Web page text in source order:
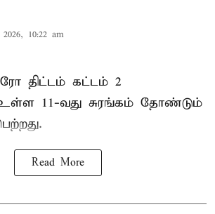
10:22 am
திட்டம் கட்டம் 2
11-வது சுரங்கம் தோண்டும்
Read More